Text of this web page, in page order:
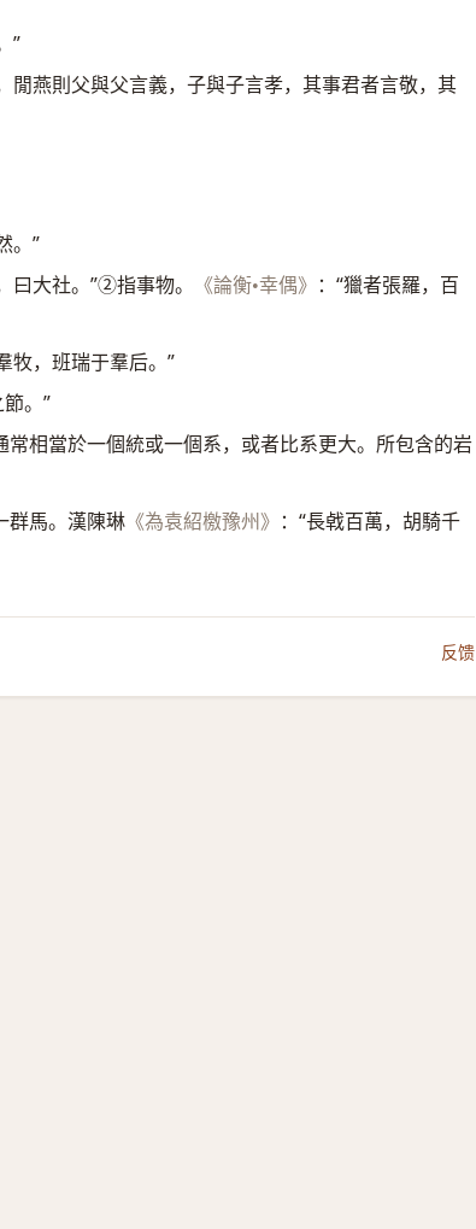
”
閒燕則父與父言義，子與子言孝，其事君者言敬，其
。”
曰大社。”②指事物。 《論衡•幸偶》
：“獵者張羅，百
牧，班瑞于羣后。”
。”
相當於一個統或一個系，或者比系更大。所包含的岩
群馬。漢陳琳 《為袁紹檄豫州》
：“長㦸百萬，胡騎千
反馈